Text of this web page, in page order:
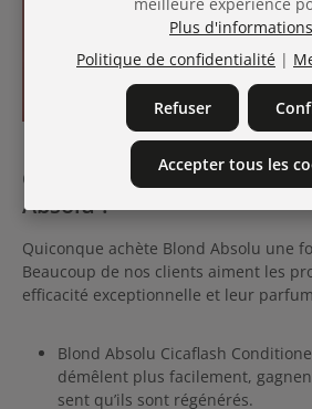
Que disent nos clients à
Absolu ?
Quiconque achète Blond Absolu une
Beaucoup de nos clients aiment les
efficacité exceptionnelle et leur
Blond Absolu Cicaflash
démêlent plus facilement,
sent qu’ils sont régénérés.
Plus
Politique de confidentialité |
Refuser
Accepter tous les